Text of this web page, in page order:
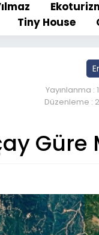
Tiny House
Yayınlanma :
Düzenleme :
Güre